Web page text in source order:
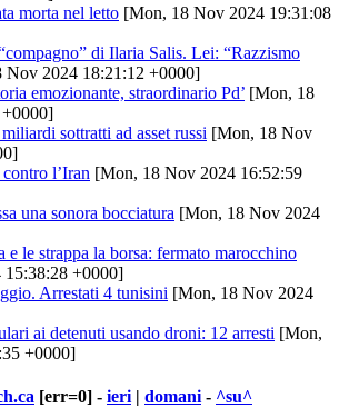
morta nel letto [Mon, 18 Nov 2024 19:31:08
di Ilaria Salis. Lei: “Razzismo
Nov 2024 18:21:12 +0000]
emozionante, straordinario Pd’ [Mon, 18
sottratti ad asset russi [Mon, 18 Nov
l’Iran [Mon, 18 Nov 2024 16:52:59
una sonora bocciatura [Mon, 18 Nov 2024
e le strappa la borsa: fermato marocchino
+0000]
Arrestati 4 tunisini [Mon, 18 Nov 2024
ai detenuti usando droni: 12 arresti [Mon,
+0000]
[err=0] - ieri | domani - ^su^